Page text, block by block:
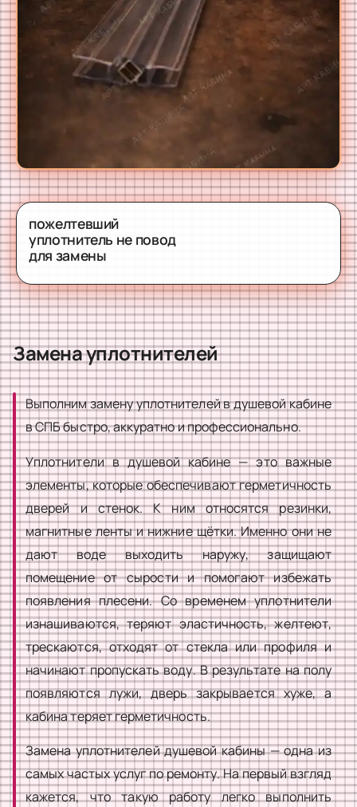
пожелтевший
уплотнитель не повод
для замены
Замена уплотнителей
Выполним замену уплотнителей в душевой кабине
в СПБ быстро, аккуратно и профессионально.
Уплотнители в душевой кабине — это важные
элементы, которые обеспечивают герметичность
дверей и стенок. К ним относятся резинки,
магнитные ленты и нижние щётки. Именно они не
дают воде выходить наружу, защищают
помещение от сырости и помогают избежать
появления плесени. Со временем уплотнители
изнашиваются, теряют эластичность, желтеют,
трескаются, отходят от стекла или профиля и
начинают пропускать воду. В результате на полу
появляются лужи, дверь закрывается хуже, а
кабина теряет герметичность.
Замена уплотнителей душевой кабины — одна из
самых частых услуг по ремонту. На первый взгляд
кажется, что такую работу легко выполнить